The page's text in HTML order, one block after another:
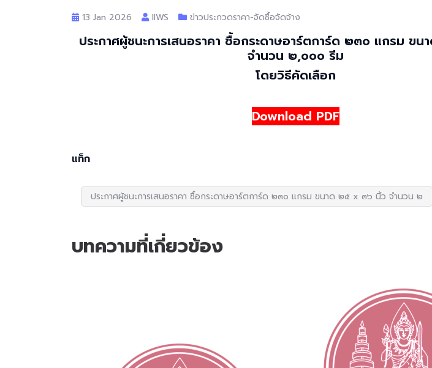
13 Jan 2026 llWS ข่าวประกวดราคา-จัดซื้อจัดจ้าง
ประกาศผู้ชนะการเสนอราคา ซื้อกระดาษอาร์ตการ์ด ๒๓๐ แกรม ข
จำนวน ๒,๐๐๐ รีม
โดยวิธีคัดเลือก
Download PDF
แท็ก
ประกาศผู้ชนะการเสนอราคา ซื้อกระดาษอาร์ตการ์ด ๒๓๐ แกรม ขนาด ๒๕ x ๓๖ นิ้ว จำนวน ๒
บทความที่เกี่ยวข้อง